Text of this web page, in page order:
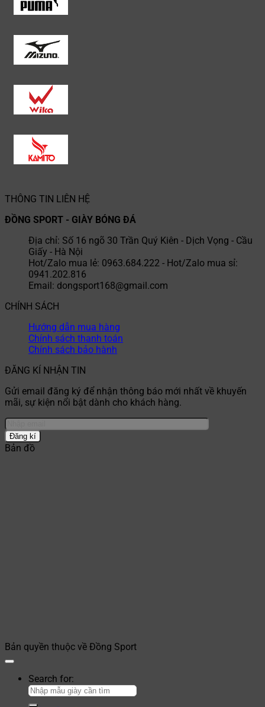
THÔNG TIN LIÊN HỆ
ĐỒNG SPORT - GIÀY BÓNG ĐÁ
Địa chỉ: Số 16 ngõ 30 Trần Quý Kiên - Dịch Vọng - Cầu
Giấy - Hà Nội
Hot/Zalo mua lẻ: 0963.684.222 - Hot/Zalo mua sỉ:
0941.202.816
Email: dongsport168@gmail.com
CHÍNH SÁCH
Hướng dẫn mua hàng
Chính sách thanh toán
Chính sách bảo hành
ĐĂNG KÍ NHẬN TIN
Gửi email đăng ký để nhận thông báo mới nhất về khuyến
mãi, sự kiện nổi bật dành cho khách hàng.
Bản đồ
Bản quyền thuộc về Đồng Sport
Search for: